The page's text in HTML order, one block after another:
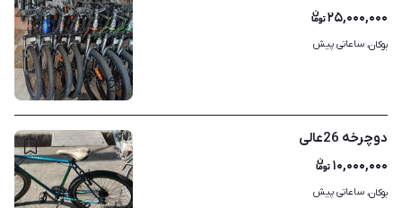
۲
۲۵,۰۰۰,۰۰۰
بوکان، ساعاتی پیش
دوچرخە 26عالی
۱۰,۰۰۰,۰۰۰
بوکان، ساعاتی پیش